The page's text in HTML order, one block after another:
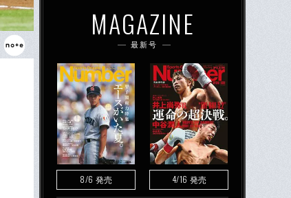
まれ
MAGAZINE
最新号
8/6 発売 4/16 発売